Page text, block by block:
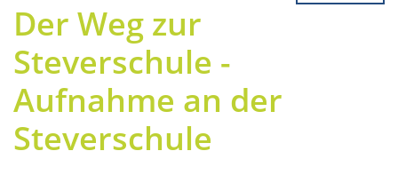
Der Weg zur
Steverschule -
Aufnahme an der
Steverschule